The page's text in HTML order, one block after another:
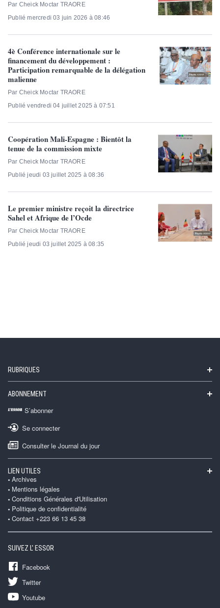
Par Cheick Moctar TRAORE
Publié mercredi 03 juin 2026 à 08:46
4è Conférence internationale sur le
financement du développement :
Participation remarquable de la délégation
malienne
Par Cheick Moctar TRAORE
Publié vendredi 04 juillet 2025 à 07:51
Coopération Mali-Espagne : Bientôt la
tenue de la commission mixte
Par Cheick Moctar TRAORE
Publié jeudi 03 juillet 2025 à 08:36
Le premier ministre reçoit la directrice
Sahel et Afrique de l’Ocde
Par Cheick Moctar TRAORE
Publié jeudi 03 juillet 2025 à 08:35
RUBRIQUES
ABONNEMENT
S’abonner
Se connecter
Consulter le Journal du jour
LIEN UTILES
Archives
Mentions légales
Conditions Générales d'Utilisation
Politique de confidentialité
Contact +223 66 13 45 38
SUIVEZ L' ESSOR
Facebook
Twitter
Youtube